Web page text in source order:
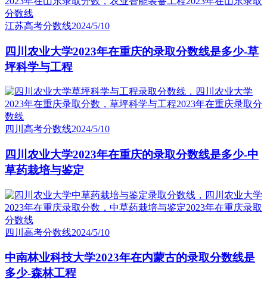
江苏高考分数线2024/5/10
四川农业大学2023年在重庆的录取分数线是多少-草
坪科学与工程
四川高考分数线2024/5/10
四川农业大学2023年在重庆的录取分数线是多少-中
草药栽培与鉴定
四川高考分数线2024/5/10
中南林业科技大学2023年在内蒙古的录取分数线是
多少-森林工程